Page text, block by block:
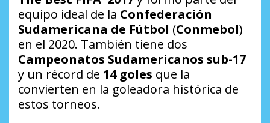
equipo ideal de la Confederación
Sudamericana de Fútbol (Conmebol)
en el 2020. También tiene dos
Campeonatos Sudamericanos sub-17
y un récord de 14 goles que la
convierten en la goleadora histórica de
estos torneos.